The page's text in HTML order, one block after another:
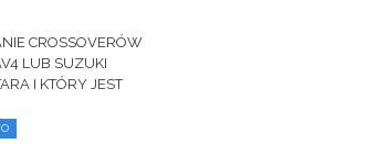
CROSSOVERÓW
LUB SUZUKI
I KTÓRY JEST